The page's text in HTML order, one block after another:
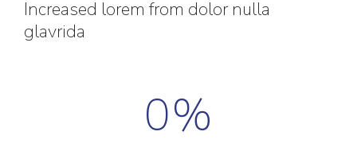
Increased lorem from dolor nulla
glavrida
0%